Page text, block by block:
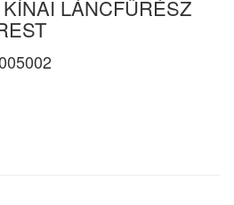
LÁNCFŰRÉSZ